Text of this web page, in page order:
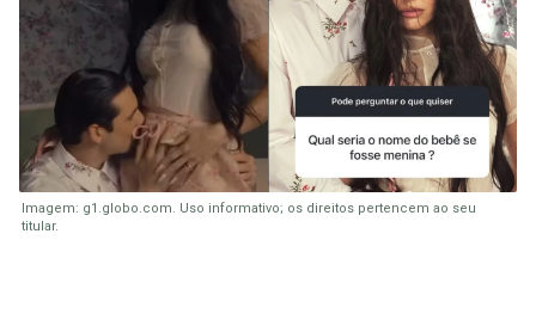
Imagem: g1.globo.com. Uso informativo; os direitos pertencem ao seu
titular.